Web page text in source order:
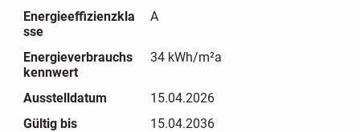
Energieeffizienzkla
sse
A
Energieverbrauchs
kennwert
34 kWh/m²a
Ausstelldatum
15.04.2026
Gültig bis
15.04.2036